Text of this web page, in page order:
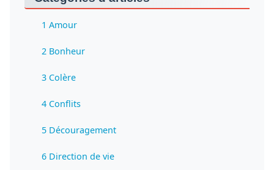
1 Amour
2 Bonheur
3 Colère
4 Conflits
5 Découragement
6 Direction de vie